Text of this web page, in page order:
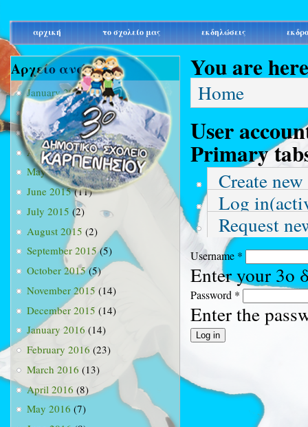
main_menu
αρχική το σχολείο μας εκδηλώσεις
Αρχείο ανά μήνα
January 2015(3)
February 2015(9)
March 2015(34)
April 2015(15)
May 2015(13)
June 2015(11)
July 2015 (2)
August 2015 (2)
September 2015(5)
October 2015(5)
November 2015 (14)
December 2015 (14)
January 2016 (14)
February 2016 (23)
March 2016 (13)
April 2016 (8)
May 2016 (7)
You are here
Home
User
Primary
Create
Log in
Request
Username *
Enter your 3ο
Password *
Enter the